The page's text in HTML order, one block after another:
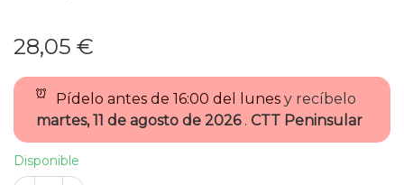
28,05 €
Pídelo antes de 16:00 del lunes y recíbelo
martes, 11 de agosto de 2026 . CTT Peninsular
Disponible